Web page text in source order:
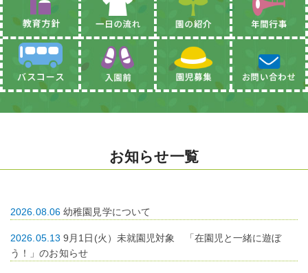
お知らせ一覧
2026.08.06 幼稚園見学について
2026.05.13 9月1日(火）未就園児対象 「在園児と一緒に遊ぼ
う！」のお知らせ